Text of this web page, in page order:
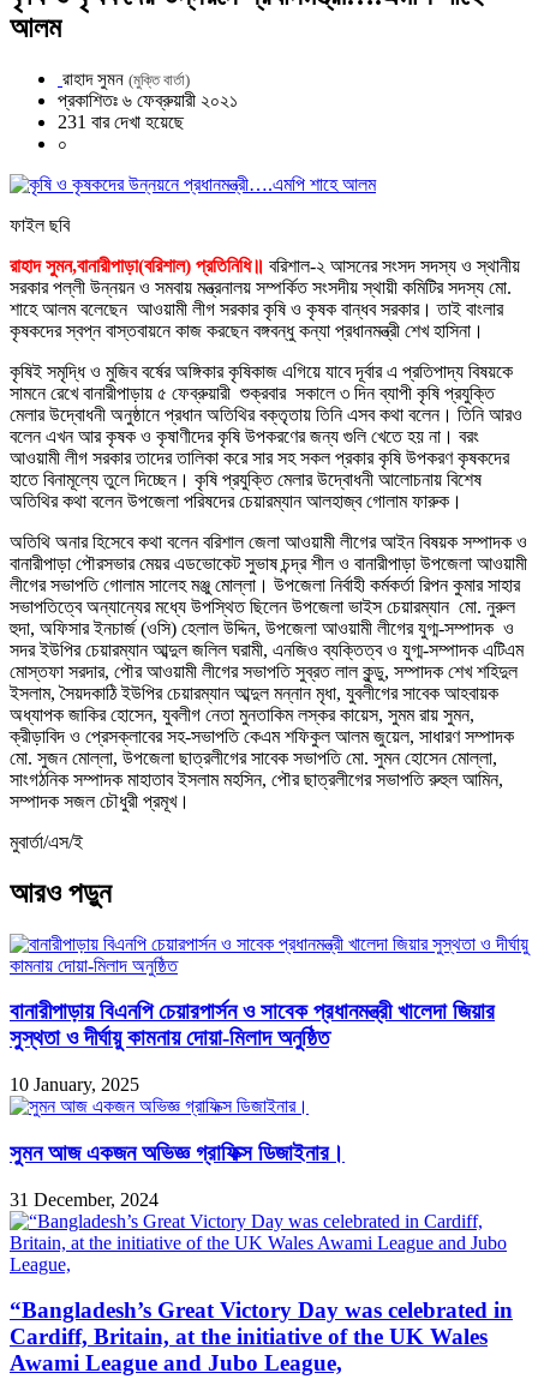
আলম
রাহাদ সুমন (মুক্তি বার্তা)
প্রকাশিতঃ ৬ ফেব্রুয়ারী ২০২১
231 বার দেখা হয়েছে
০
ফাইল ছবি
রাহাদ সুমন,বানারীপাড়া(বরিশাল) প্রতিনিধি॥ বরিশাল-২ আসনের সংসদ সদস্য ও স্থানীয়
সরকার পল্লী উন্নয়ন ও সমবায় মন্ত্রনালয় সম্পর্কিত সংসদীয় স্থায়ী কমিটির সদস্য মো.
শাহে আলম বলেছেন আওয়ামী লীগ সরকার কৃষি ও কৃষক বান্ধব সরকার। তাই বাংলার
কৃষকদের স্বপ্ন বাস্তবায়নে কাজ করছেন বঙ্গবন্ধু কন্যা প্রধানমন্ত্রী শেখ হাসিনা।
কৃষিই সমৃদ্ধি ও মুজিব বর্ষের অঙ্গিকার কৃষিকাজ এগিয়ে যাবে দূর্বার এ প্রতিপাদ্য বিষয়কে
সামনে রেখে বানারীপাড়ায় ৫ ফেব্রুয়ারী শুক্রবার সকালে ৩ দিন ব্যাপী কৃষি প্রযুক্তি
মেলার উদ্বোধনী অনুষ্ঠানে প্রধান অতিথির বক্তৃতায় তিনি এসব কথা বলেন। তিনি আরও
বলেন এখন আর কৃষক ও কৃষাণীদের কৃষি উপকরণের জন্য গুলি খেতে হয় না। বরং
আওয়ামী লীগ সরকার তাদের তালিকা করে সার সহ সকল প্রকার কৃষি উপকরণ কৃষকদের
হাতে বিনামূল্যে তুলে দিচ্ছেন। কৃষি প্রযুক্তি মেলার উদ্বোধনী আলোচনায় বিশেষ
অতিথির কথা বলেন উপজেলা পরিষদের চেয়ারম্যান আলহাজ্ব গোলাম ফারুক।
অতিথি অনার হিসেবে কথা বলেন বরিশাল জেলা আওয়ামী লীগের আইন বিষয়ক সম্পাদক ও
বানারীপাড়া পৌরসভার মেয়র এডভোকেট সুভাষ চন্দ্র শীল ও বানারীপাড়া উপজেলা আওয়ামী
লীগের সভাপতি গোলাম সালেহ মঞ্জু মোল্লা। উপজেলা নির্বাহী কর্মকর্তা রিপন কুমার সাহার
সভাপতিত্বে অন্যান্যের মধ্যে উপস্থিত ছিলেন উপজেলা ভাইস চেয়ারম্যান মো. নুরুল
হুদা, অফিসার ইনচার্জ (ওসি) হেলাল উদ্দিন, উপজেলা আওয়ামী লীগের যুগ্ম-সম্পাদক ও
সদর ইউপির চেয়ারম্যান আব্দুল জলিল ঘরামী, এনজিও ব্যক্তিত্ব ও যুগ্ম-সম্পাদক এটিএম
মোস্তফা সরদার, পৌর আওয়ামী লীগের সভাপতি সুব্রত লাল কুন্ডু, সম্পাদক শেখ শহিদুল
ইসলাম, সৈয়দকাঠি ইউপির চেয়ারম্যান আব্দুল মন্নান মৃধা, যুবলীগের সাবেক আহবায়ক
অধ্যাপক জাকির হোসেন, যুবলীগ নেতা মুনতাকিম লস্কর কায়েস, সুমম রায় সুমন,
ক্রীড়াবিদ ও প্রেসক্লাবের সহ-সভাপতি কেএম শফিকুল আলম জুয়েল, সাধারণ সম্পাদক
মো. সুজন মোল্লা, উপজেলা ছাত্রলীগের সাবেক সভাপতি মো. সুমন হোসেন মোল্লা,
সাংগঠনিক সম্পাদক মাহাতাব ইসলাম মহসিন, পৌর ছাত্রলীগের সভাপতি রুহুল আমিন,
সম্পাদক সজল চৌধুরী প্রমূখ।
মুবার্তা/এস/ই
আরও পড়ুন
বানারীপাড়ায় বিএনপি চেয়ারপার্সন ও সাবেক প্রধানমন্ত্রী খালেদা জিয়ার
সুস্থতা ও দীর্ঘায়ু কামনায় দোয়া-মিলাদ অনুষ্ঠিত
10 January, 2025
সুমন আজ একজন অভিজ্ঞ গ্রাফিক্স ডিজাইনার।
31 December, 2024
“Bangladesh’s Great Victory Day was celebrated in
Cardiff, Britain, at the initiative of the UK Wales
Awami League and Jubo League,